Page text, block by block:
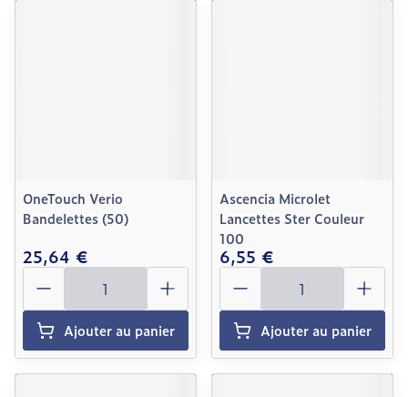
OneTouch Verio
Bandelettes (50)
25,64 €
Quantité
Ajouter au panier
Ascencia Microlet
Lancettes Ster Couleur
100
6,55 €
Quantité
Ajouter au panier